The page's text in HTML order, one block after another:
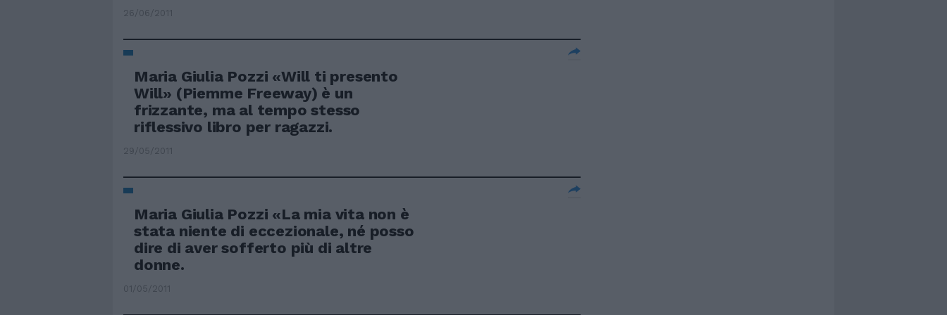
26/06/2011
Maria Giulia Pozzi «Will ti presento
Will» (Piemme Freeway) è un
frizzante, ma al tempo stesso
riflessivo libro per ragazzi.
29/05/2011
Maria Giulia Pozzi «La mia vita non è
stata niente di eccezionale, né posso
dire di aver sofferto più di altre
donne.
01/05/2011